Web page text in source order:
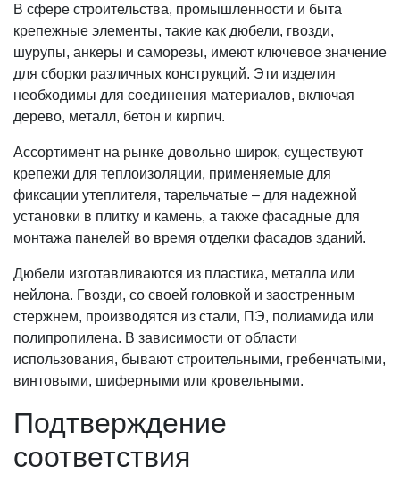
В сфере строительства, промышленности и быта
крепежные элементы, такие как дюбели, гвозди,
шурупы, анкеры и саморезы, имеют ключевое значение
для сборки различных конструкций. Эти изделия
необходимы для соединения материалов, включая
дерево, металл, бетон и кирпич.
Ассортимент на рынке довольно широк, существуют
крепежи для теплоизоляции, применяемые для
фиксации утеплителя, тарельчатые – для надежной
установки в плитку и камень, а также фасадные для
монтажа панелей во время отделки фасадов зданий.
Дюбели изготавливаются из пластика, металла или
нейлона. Гвозди, со своей головкой и заостренным
стержнем, производятся из стали, ПЭ, полиамида или
полипропилена. В зависимости от области
использования, бывают строительными, гребенчатыми,
винтовыми, шиферными или кровельными.
Подтверждение
соответствия